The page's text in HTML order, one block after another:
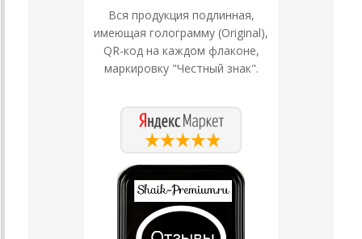
Вся продукция подлинная,
имеющая голограмму (Original),
QR-код на каждом флаконе,
маркировку "Честный знак".